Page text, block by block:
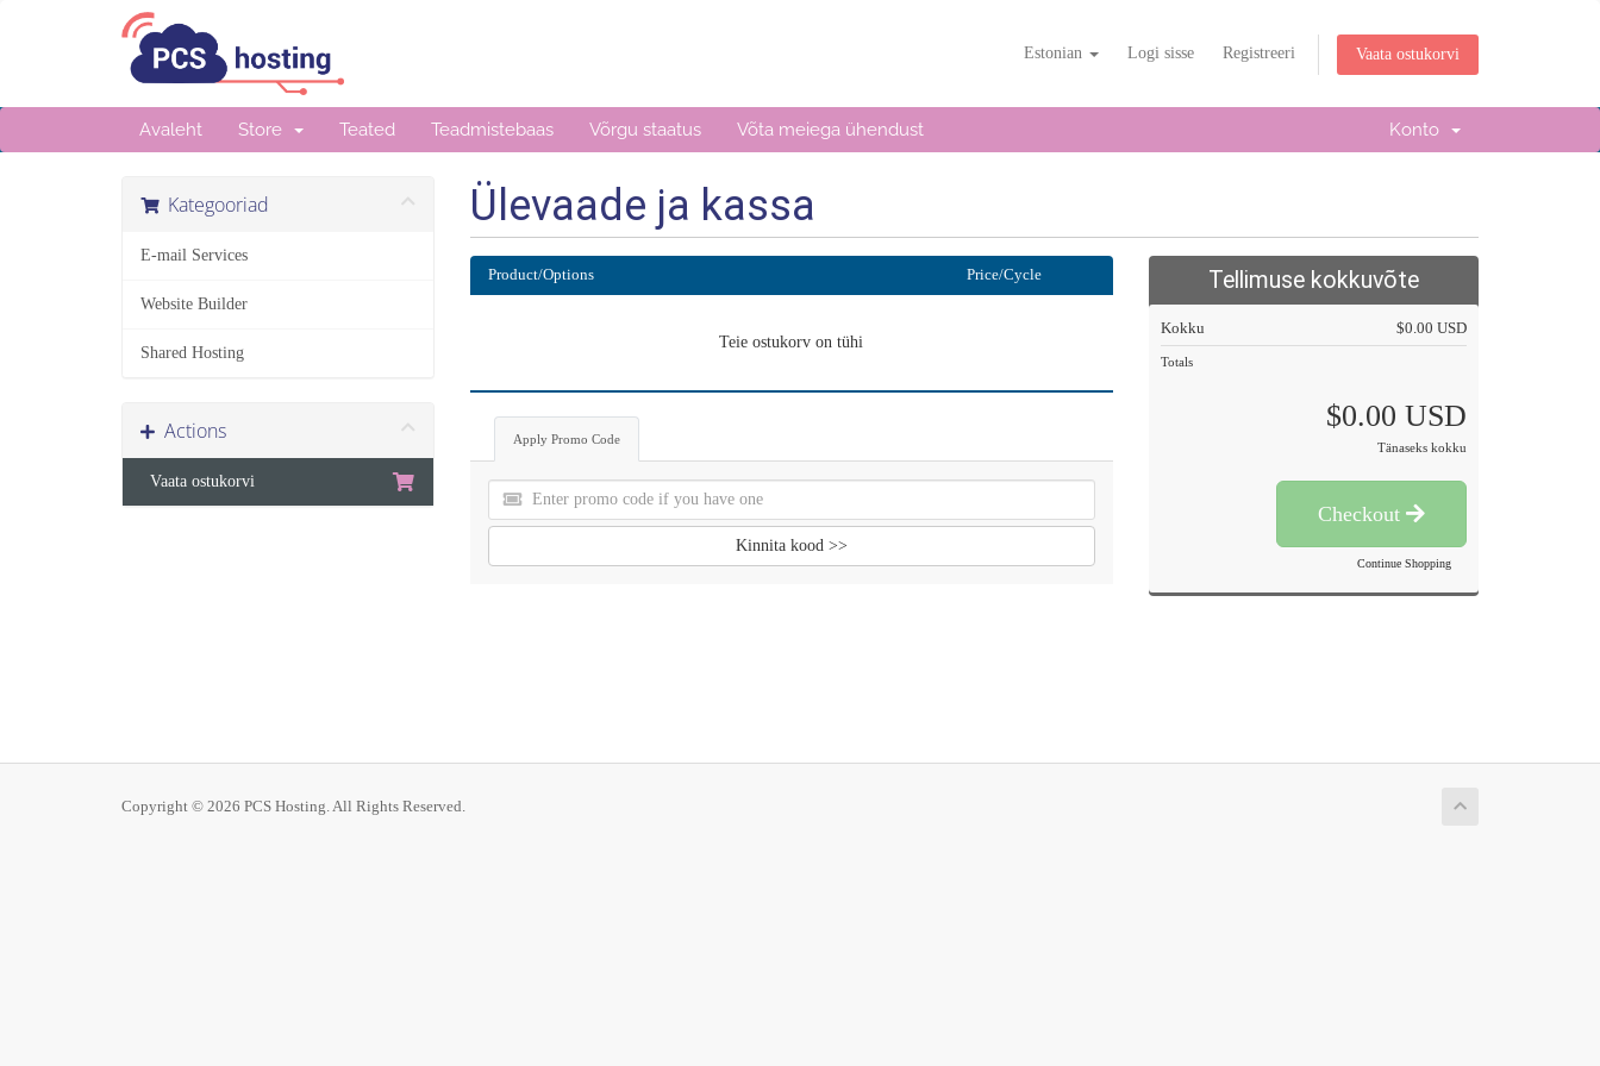
Estonian Logi sisse Registreeri Vaata ostukorvi
Avaleht Store Teated Teadmistebaas Võrgu staatus Võta meiega ühendust Konto
Kategooriad
E-mail Services
Website Builder
Shared Hosting
Actions
Vaata ostukorvi
Ülevaade ja kassa
Product/Options Price/Cycle
Teie ostukorv on tühi
Apply Promo Code
Kinnita kood >>
Tellimuse kokkuvõte
Kokku $0.00 USD
Totals
$0.00 USD
Tänaseks kokku
Checkout
Continue Shopping
Copyright © 2026 PCS Hosting. All Rights Reserved.